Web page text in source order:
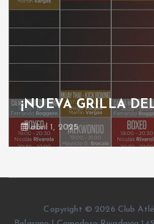
¡NUEVA GRILLA
abril 1, 2025
Copyright © 2026 Club